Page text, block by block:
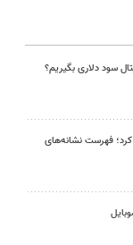
سود دلاری بگیریم؟
کرد؛ فهرست نشانه‌های